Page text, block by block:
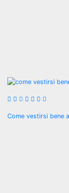
Come vestirsi bene